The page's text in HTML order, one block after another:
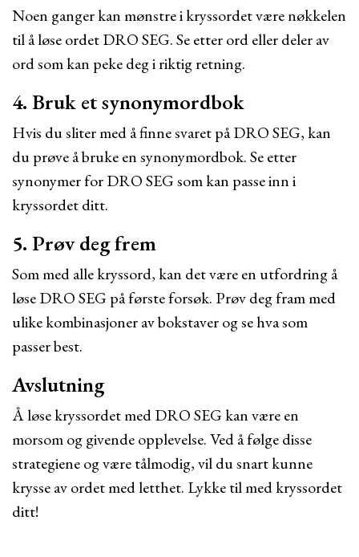
Noen ganger kan mønstre i kryssordet være nøkkelen
til å løse ordet DRO SEG. Se etter ord eller deler av
ord som kan peke deg i riktig retning.
4. Bruk et synonymordbok
Hvis du sliter med å finne svaret på DRO SEG, kan
du prøve å bruke en synonymordbok. Se etter
synonymer for DRO SEG som kan passe inn i
kryssordet ditt.
5. Prøv deg frem
Som med alle kryssord, kan det være en utfordring å
løse DRO SEG på første forsøk. Prøv deg fram med
ulike kombinasjoner av bokstaver og se hva som
passer best.
Avslutning
Å løse kryssordet med DRO SEG kan være en
morsom og givende opplevelse. Ved å følge disse
strategiene og være tålmodig, vil du snart kunne
krysse av ordet med letthet. Lykke til med kryssordet
ditt!